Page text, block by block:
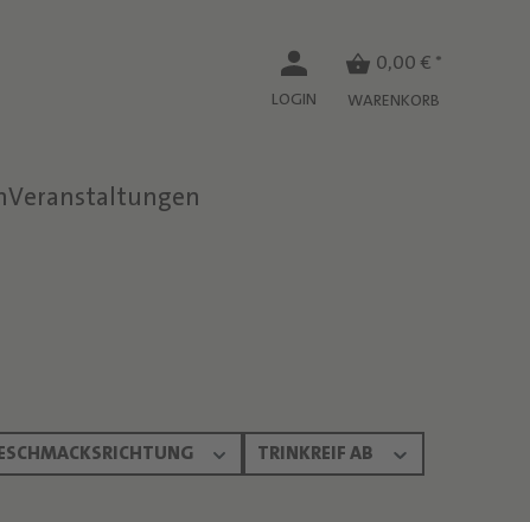
LOGIN
0,00 € *
WARENKORB
Veranstaltungen
TRINKREIF AB